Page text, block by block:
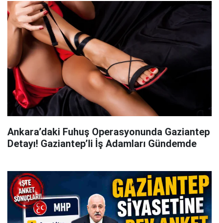
Ankara’daki Fuhuş Operasyonunda Gaziantep
Detayı! Gaziantep’li İş Adamları Gündemde